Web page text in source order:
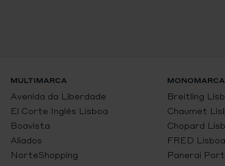
MULTIMARCA
Avenida da Liberdade
El Corte Inglés Lisboa
Boavista
Aliados
NorteShopping
MONOMARCA
Breitling
Chaumet
Chopard
FRED Lisboa
Panerai